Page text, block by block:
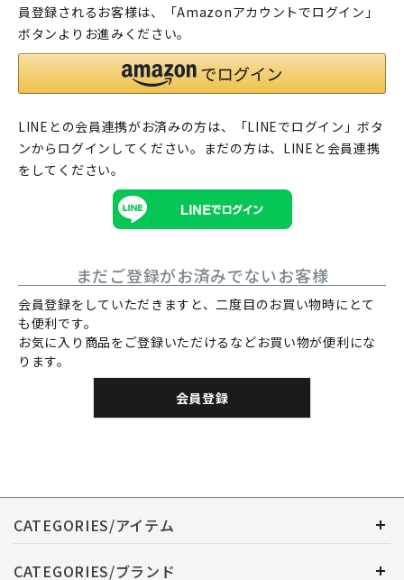
員登録されるお客様は、「Amazonアカウントでログイン」
ボタンよりお進みください。
LINEとの会員連携がお済みの方は、「LINEでログイン」ボタ
ンからログインしてください。まだの方は、 LINEと会員連携
をしてください。
まだご登録がお済みでないお客様
会員登録をしていただきますと、二度目のお買い物時にとて
も便利です。
お気に入り商品をご登録いただけるなどお買い物が便利にな
ります。
会員登録
CATEGORIES/アイテム
CATEGORIES/ブランド